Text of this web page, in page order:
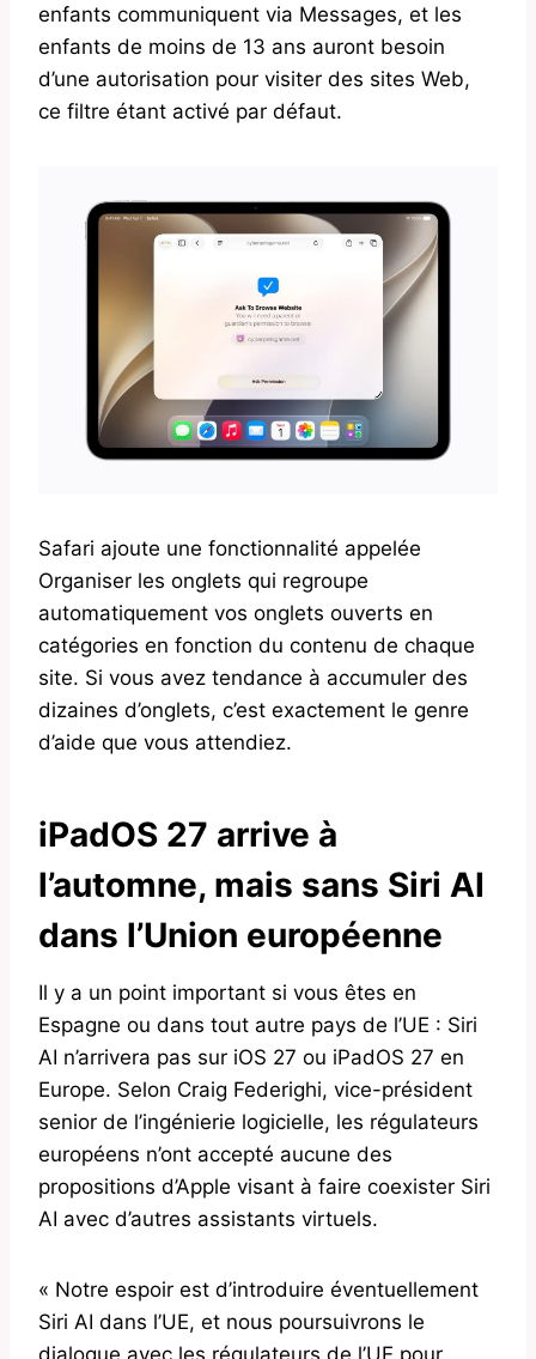
enfants communiquent via Messages, et les
enfants de moins de 13 ans auront besoin
d’une autorisation pour visiter des sites Web,
ce filtre étant activé par défaut.
Safari ajoute une fonctionnalité appelée
Organiser les onglets qui regroupe
automatiquement vos onglets ouverts en
catégories en fonction du contenu de chaque
site. Si vous avez tendance à accumuler des
dizaines d’onglets, c’est exactement le genre
d’aide que vous attendiez.
iPadOS 27 arrive à
l’automne, mais sans Siri AI
dans l’Union européenne
Il y a un point important si vous êtes en
Espagne ou dans tout autre pays de l’UE : Siri
AI n’arrivera pas sur iOS 27 ou iPadOS 27 en
Europe. Selon Craig Federighi, vice-président
senior de l’ingénierie logicielle, les régulateurs
européens n’ont accepté aucune des
propositions d’Apple visant à faire coexister Siri
AI avec d’autres assistants virtuels.
« Notre espoir est d’introduire éventuellement
Siri AI dans l’UE, et nous poursuivrons le